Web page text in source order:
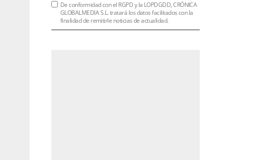
De conformidad con el RGPD y la LOPDGDD, CRÓNICA
GLOBALMEDIA S.L. tratará los datos facilitados con la
finalidad de remitirle noticias de actualidad.